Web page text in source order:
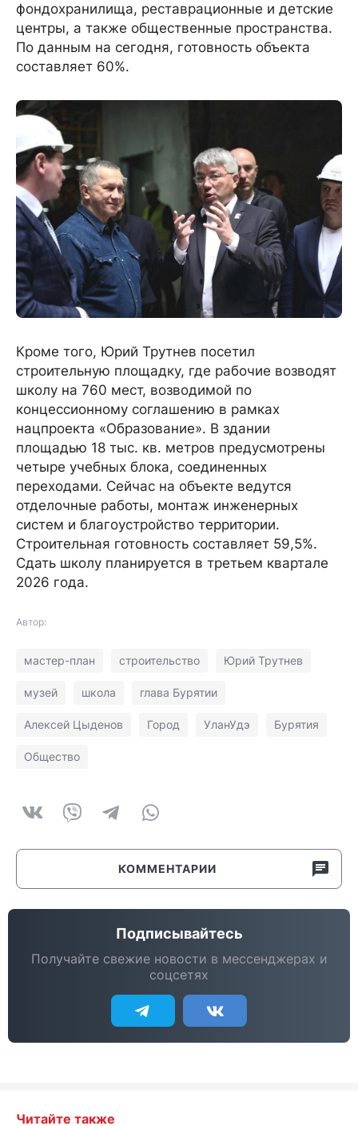
фондохранилища, реставрационные и детские
центры, а также общественные пространства.
По данным на сегодня, готовность объекта
составляет 60%.
Кроме того, Юрий Трутнев посетил
строительную площадку, где рабочие возводят
школу на 760 мест, возводимой по
концессионному соглашению в рамках
нацпроекта «Образование». В здании
площадью 18 тыс. кв. метров предусмотрены
четыре учебных блока, соединенных
переходами. Сейчас на объекте ведутся
отделочные работы, монтаж инженерных
систем и благоустройство территории.
Строительная готовность составляет 59,5%.
Сдать школу планируется в третьем квартале
2026 года.
Автор:
мастер-план строительство Юрий Трутнев
музей школа глава Бурятии
Алексей Цыденов Город УланУдэ Бурятия
Общество
КОММЕНТАРИИ
Подписывайтесь
Получайте свежие новости в мессенджерах и
соцсетях
Читайте также